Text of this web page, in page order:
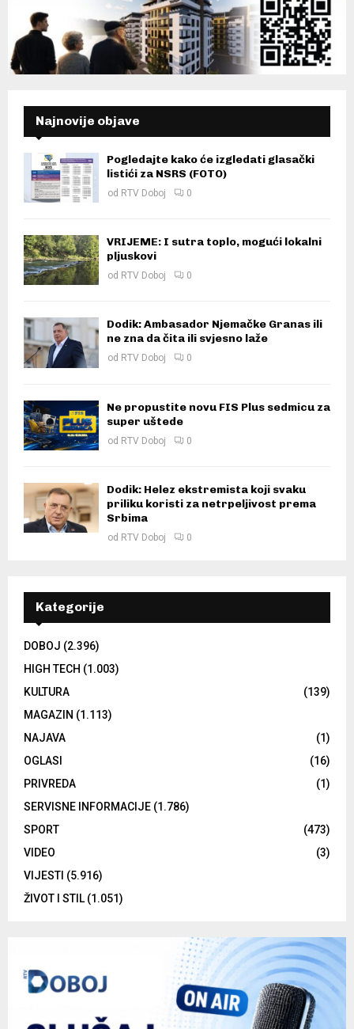
Najnovije objave
Pogledajte kako će izgledati glasački
listići za NSRS (FOTO)
od RTV Doboj 0
VRIJEME: I sutra toplo, mogući lokalni
pljuskovi
od RTV Doboj 0
Dodik: Ambasador Njemačke Granas ili
ne zna da čita ili svjesno laže
od RTV Doboj 0
Ne propustite novu FIS Plus sedmicu za
super uštede
od RTV Doboj 0
Dodik: Helez ekstremista koji svaku
priliku koristi za netrpeljivost prema
Srbima
od RTV Doboj 0
Kategorije
DOBOJ (2.396)
HIGH TECH (1.003)
KULTURA
(139)
MAGAZIN (1.113)
NAJAVA
(1)
OGLASI
(16)
PRIVREDA
(1)
SERVISNE INFORMACIJE (1.786)
SPORT
(473)
VIDEO
(3)
VIJESTI (5.916)
ŽIVOT I STIL (1.051)